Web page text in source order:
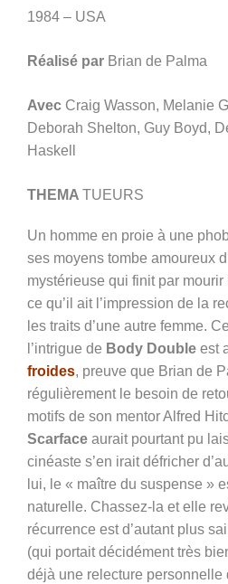
1984 – USA
Réalisé par Brian de Palma
Avec Craig Wasson, Melanie
Deborah Shelton, Guy Boyd,
Haskell
THEMA TUEURS
Un homme en proie à une
ses moyens tombe amoureux
mystérieuse qui finit par
ce qu’il ait l’impression de la
les traits d’une autre femme.
l’intrigue de Body Double est
froides, preuve que Brian de
régulièrement le besoin de
motifs de son mentor Alfred
Scarface aurait pourtant pu
cinéaste s’en irait défricher
lui, le « maître du suspense »
naturelle. Chassez-la et elle
récurrence est d’autant plus
(qui portait décidément très
déjà une relecture personnelle